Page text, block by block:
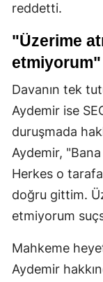
reddetti.
"Üzerime
etmiyorum"
Davanın tek
Aydemir ise
duruşmada
Aydemir, "Bana
Herkes o
doğru gittim.
etmiyorum
Mahkeme
Aydemir